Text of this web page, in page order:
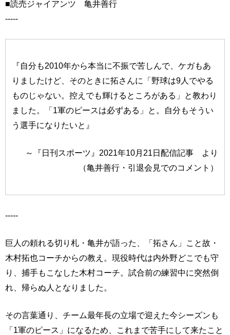
■読売ジャイアンツ 亀井善行
-----
『自分も2010年から本当に不振で苦しんで、ケガもあ
りましたけど、そのときに拓さんに「野球は9人でやる
ものじゃない。控えでも輝けるところがある」と教わり
ました。「1軍のピースは必ずある」と。自分もそうい
う選手になりたいと』
～『日刊スポーツ』2021年10月21日配信記事 より
（亀井善行・引退会見でのコメント）
-----
巨人の頼れる切り札・亀井が語った、「拓さん」こと故・
木村拓也コーチからの教え。現役時代は内外野どこでも守
り、捕手もこなした木村コーチ。試合前の練習中に突然倒
れ、帰らぬ人となりました。
その言葉通り、チーム最年長の立場で迎えた今シーズンも
「1軍のピース」になるため、これまで苦手にして来たこと